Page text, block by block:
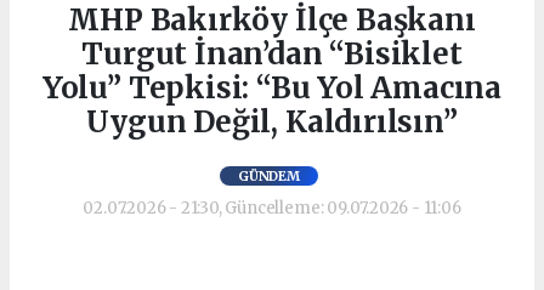
MHP Bakırköy İlçe Başkanı
Turgut İnan’dan “Bisiklet
Yolu” Tepkisi: “Bu Yol Amacına
Uygun Değil, Kaldırılsın”
GÜNDEM
02.07.2026 - 21:30, Güncelleme: 09.07.2026 - 11:06